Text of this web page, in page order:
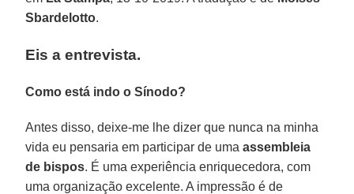
Sbardelotto.
Eis a entrevista.
Como está indo o Sínodo?
Antes disso, deixe-me lhe dizer que nunca na minha
vida eu pensaria em participar de umaassembleia
de bispos. É uma experiência enriquecedora, com
uma organização excelente. A impressão é de